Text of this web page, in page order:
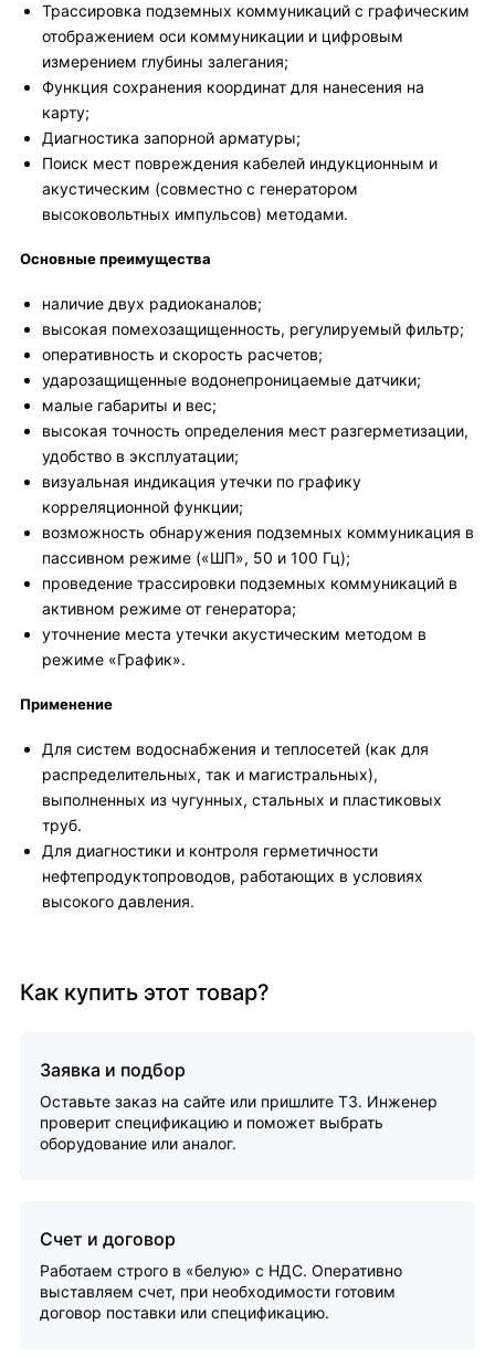
Трассировка подземных коммуникаций с графическим
отображением оси коммуникации и цифровым
измерением глубины залегания;
Функция сохранения координат для нанесения на
карту;
Диагностика запорной арматуры;
Поиск мест повреждения кабелей индукционным и
акустическим (совместно с генератором
высоковольтных импульсов) методами.
Основные преимущества
наличие двух радиоканалов;
высокая помехозащищенность, регулируемый фильтр;
оперативность и скорость расчетов;
ударозащищенные водонепроницаемые датчики;
малые габариты и вес;
высокая точность определения мест разгерметизации,
удобство в эксплуатации;
визуальная индикация утечки по графику
корреляционной функции;
возможность обнаружения подземных коммуникация в
пассивном режиме («ШП», 50 и 100 Гц);
проведение трассировки подземных коммуникаций в
активном режиме от генератора;
уточнение места утечки акустическим методом в
режиме «График».
Применение
Для систем водоснабжения и теплосетей (как для
распределительных, так и магистральных),
выполненных из чугунных, стальных и пластиковых
труб.
Для диагностики и контроля герметичности
нефтепродуктопроводов, работающих в условиях
высокого давления.
Как купить этот товар?
Заявка и подбор
Оставьте заказ на сайте или пришлите ТЗ. Инженер
проверит спецификацию и поможет выбрать
оборудование или аналог.
Счет и договор
Работаем строго в «белую» с НДС. Оперативно
выставляем счет, при необходимости готовим
договор поставки или спецификацию.